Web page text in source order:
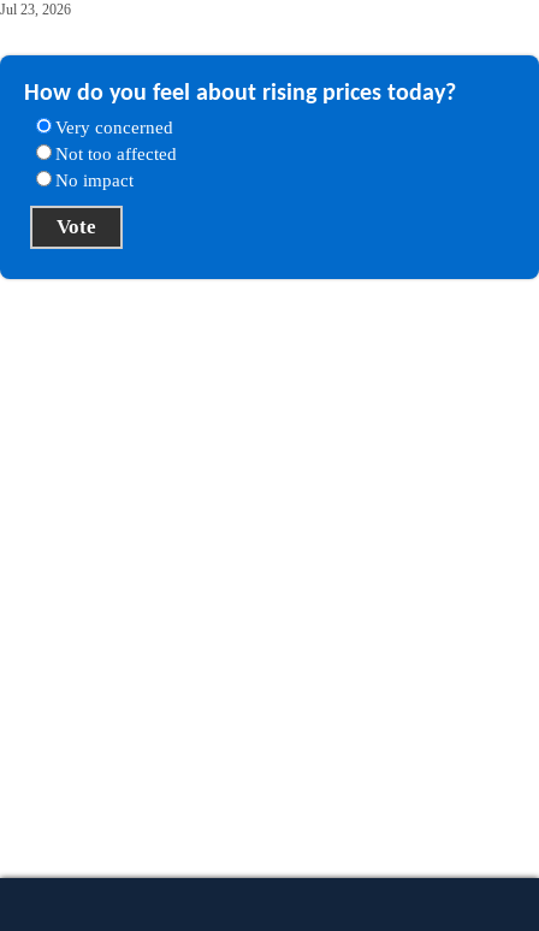
Jul 23, 2026
How do you feel about rising prices today?
Very concerned
Not too affected
No impact